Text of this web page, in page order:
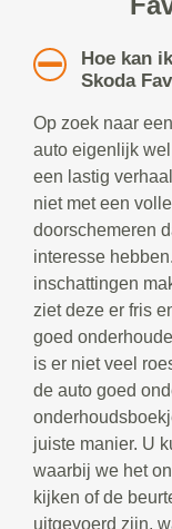
Hoe kan
Skoda
Op zoek naar
auto eigenlijk
een lastig
niet met een
doorschemeren
interesse
inschattingen
ziet deze er fris
goed
is er niet veel
de auto goed
juiste manier. U
waarbij we het
kijken of de
uitgevoerd zijn,